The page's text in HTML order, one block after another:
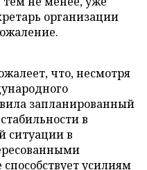
организации
что, несмотря
запланированный
в
ситуации в
усилиям